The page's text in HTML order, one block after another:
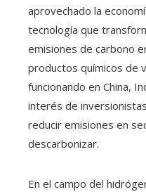
aprovechado la
tecnología que
emisiones de carbono
productos químicos de
funcionando en China,
interés de
reducir emisiones en
descarbonizar.
En el campo del